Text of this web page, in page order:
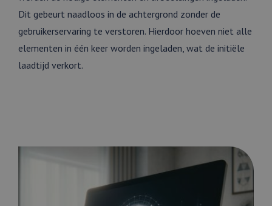
Dit gebeurt naadloos in de achtergrond zonder de
gebruikerservaring te verstoren. Hierdoor hoeven niet alle
elementen in één keer worden ingeladen, wat de initiële
laadtijd verkort.